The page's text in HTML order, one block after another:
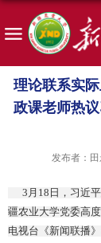
理论联系实
政课老师热
发布者：
3月18日，习近平
疆农业大学党委高
电视台《新闻联播